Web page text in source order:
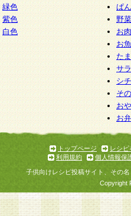
緑色
紫色
白色
ぱん
野
お
お
た
サ
シ
そ
お
お
トップページ
レシピ
利用規約
個人情報保
子供向けレシピ投稿サイト、その
Copyright